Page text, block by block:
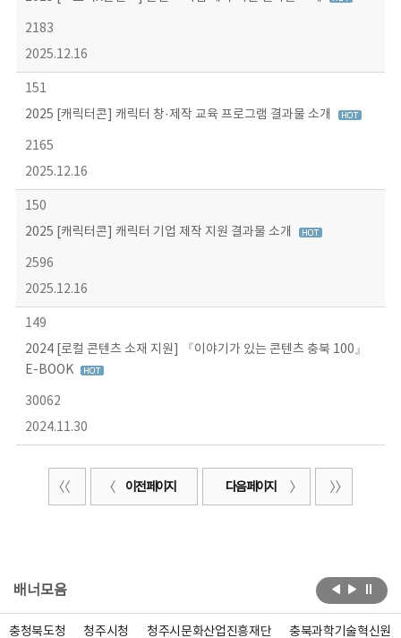
2183
2025.12.16
151
2025 [캐릭터콘] 캐릭터 창·제작 교육 프로그램 결과물 소개
2165
2025.12.16
150
2025 [캐릭터콘] 캐릭터 기업 제작 지원 결과물 소개
2596
2025.12.16
149
2024 [로컬 콘텐츠 소재 지원] 『이야기가 있는 콘텐츠 충북 100』
E-BOOK
30062
2024.11.30
이전 페이지 다음 페이지
배너모음
충청북도청 청주시청 청주시문화산업진흥재단 충북과학기술혁신원